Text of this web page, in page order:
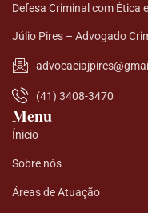
Defesa Criminal com Ética
Júlio Pires – Advogado
(41) 3408-3470
Menu
Ínicio
Sobre nós
Áreas de Atuação